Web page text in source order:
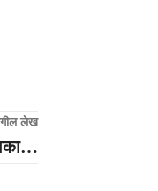
लेख